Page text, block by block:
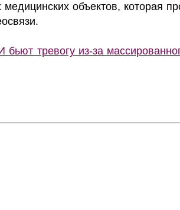
объектов, которая
бьют тревогу из-за